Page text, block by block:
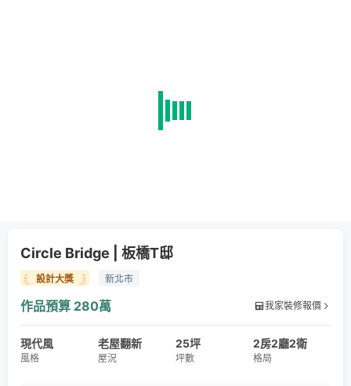
Circle Bridge | 板橋T邸
設計大獎 新北市
作品預算 280萬 我家裝修報價
現代風
風格
老屋翻新
屋況
25坪
坪數
2房2廳2衛
格局